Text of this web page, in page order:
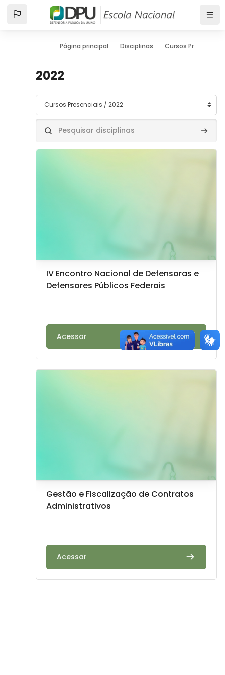
Ir para o conteúdo principal
Página principal Disciplinas Cursos Presenciais
2022
Categorias de disciplinas
Pesquisar disciplinas
Imagem da disciplina" IV Encontro Nacional de
Imagem da disciplina
Nome da disciplina
IV Encontro Nacional de Defensoras e
Defensores Públicos Federais
Acessar
Imagem da disciplina" Gestão e Fiscalização de
Imagem da disciplina
Nome da disciplina
Gestão e Fiscalização de Contratos
Administrativos
Acessar